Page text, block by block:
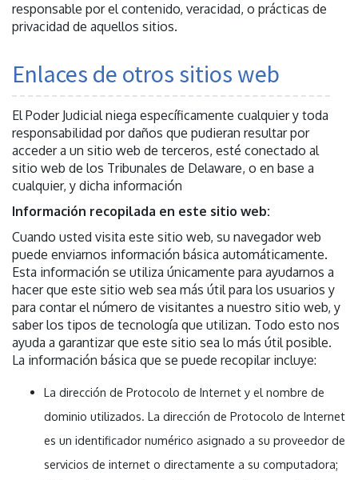
responsable por el contenido, veracidad, o prácticas de
privacidad de aquellos sitios.
Enlaces de otros sitios web
El Poder Judicial niega específicamente cualquier y toda
responsabilidad por daños que pudieran resultar por
acceder a un sitio web de terceros, esté conectado al
sitio web de los Tribunales de Delaware, o en base a
cualquier, y dicha información
Información recopilada en este sitio web:
Cuando usted visita este sitio web, su navegador web
puede enviarnos información básica automáticamente.
Esta información se utiliza únicamente para ayudarnos a
hacer que este sitio web sea más útil para los usuarios y
para contar el número de visitantes a nuestro sitio web, y
saber los tipos de tecnología que utilizan. Todo esto nos
ayuda a garantizar que este sitio sea lo más útil posible.
La información básica que se puede recopilar incluye:
La dirección de Protocolo de Internet y el nombre de
dominio utilizados. La dirección de Protocolo de Internet
es un identificador numérico asignado a su proveedor de
servicios de internet o directamente a su computadora;